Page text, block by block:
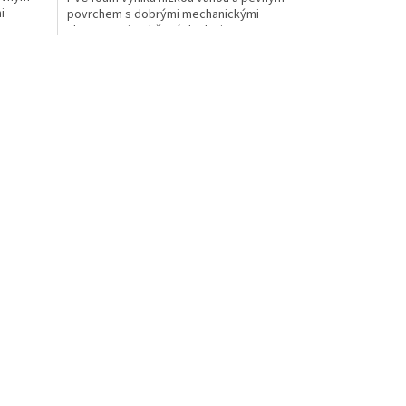
povrchem s dobrými mechanickými
vlastnostmi. Lehčená deska je...